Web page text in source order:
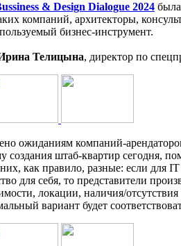
& Design Dialogue 2024
компаний, архитекторы,
бизнес-инструмент.
Телицына, директор по
ожиданиям компаний-
создания штаб-квартир
как правило, разные: если для
для себя, то представители
локации, наличия/
вариант будет